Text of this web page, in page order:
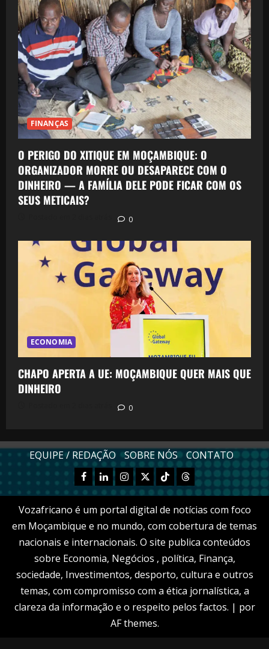
FINANÇAS
O PERIGO DO XITIQUE EM MOÇAMBIQUE: O
ORGANIZADOR MORRE OU DESAPARECE COM O
DINHEIRO — A FAMÍLIA DELE PODE FICAR COM OS
SEUS METICAIS?
0
ECONOMIA
CHAPO APERTA A UE: MOÇAMBIQUE QUER MAIS QUE
DINHEIRO
0
EQUIPE / REDAÇÃO SOBRE NÓS CONTATO
Facebook
LinkednInstagram
X TikTokThreads
Vozafricano é um portal digital de notícias com foco
em Moçambique e no mundo, com cobertura de temas
nacionais e internacionais. O site publica conteúdos
sobre Economia, Negócios , política, Finança,
sociedade, Investimentos, desporto, cultura e outros
temas, com compromisso com a ética jornalística, a
clareza da informação e o respeito pelos factos. | por
AF themes.